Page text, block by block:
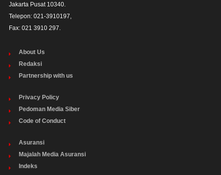
Jakarta Pusat 10340.
Telepon: 021-3910197,
Fax: 021 3910 297.
About Us
Redaksi
Partnership with us
Privacy Policy
Pedoman Media Siber
Code of Conduct
Asuransi
Majalah Media Asuransi
Indeks